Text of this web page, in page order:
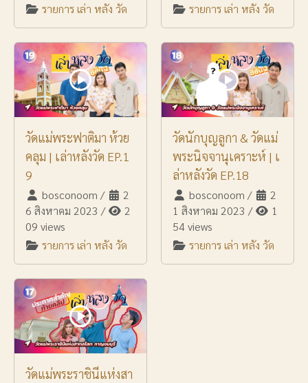
รายการ เล่า หลัง วัด รายการ เล่า หลัง วัด
วัดแม่พระฟาติมา ห้วย
คลุม | เล่าหลังวัด EP.1
9
bosconoom /
2
6 สิงหาคม 2023 /
2
09 views
รายการ เล่า หลัง วัด
วัดนักบุญลูกา & วัดแม่
พระนิจจานุเคราะห์ | เ
ล่าหลังวัด EP.18
bosconoom /
2
1 สิงหาคม 2023 /
1
54 views
รายการ เล่า หลัง วัด
วัดแม่พระราชินีแห่งสา